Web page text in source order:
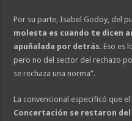
Por su parte, Isabel Godoy, del
molesta es cuando te dicen
apuñalada por detrás. Eso es
pero no del sector del rechazo
se rechaza una norma”.
La convencional especificó que el
Concertación se restaron